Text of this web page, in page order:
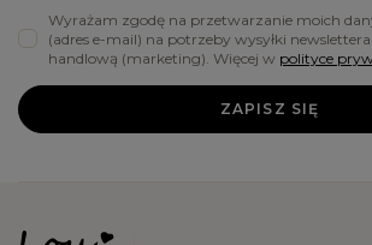
Wyrażam zgodę na przetwarzanie moich
(adres e-mail) na potrzeby wysyłki
handlową (marketing). Więcej w polityce
ZAPISZ SIĘ